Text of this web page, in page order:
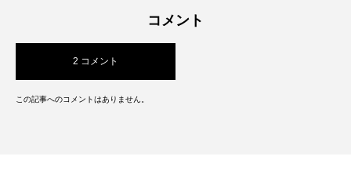
コメント
2 コメント
この記事へのコメントはありません。